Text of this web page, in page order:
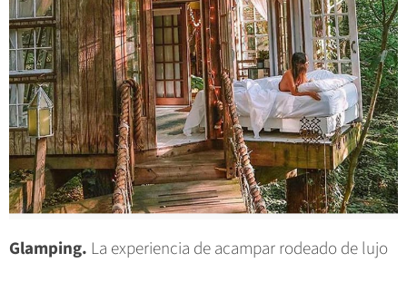
Glamping. La experiencia de acampar rodeado de lujo